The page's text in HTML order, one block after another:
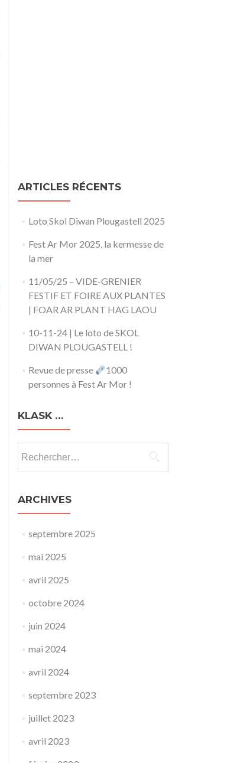
ARTICLES RÉCENTS
Loto Skol Diwan Plougastell 2025
Fest Ar Mor 2025, la kermesse de
la mer
11/05/25 – VIDE-GRENIER
FESTIF ET FOIRE AUX PLANTES
| FOAR AR PLANT HAG LAOU
10-11-24 | Le loto de SKOL
DIWAN PLOUGASTELL !
Revue de presse
1000
personnes à Fest Ar Mor !
KLASK …
ARCHIVES
septembre 2025
mai 2025
avril 2025
octobre 2024
juin 2024
mai 2024
avril 2024
septembre 2023
juillet 2023
avril 2023